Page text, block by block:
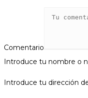
Comentario
Introduce tu nombre o
Introduce tu dirección